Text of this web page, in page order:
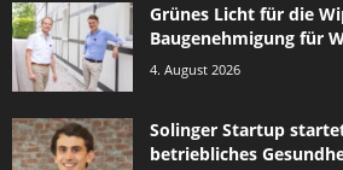
Grünes Licht für die
Baugenehmigung für
4. August 2026
Solinger Startup
betriebliches